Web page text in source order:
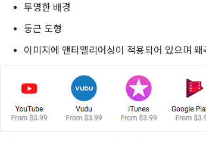
투명한 배경
둥근 도형
이미지에 앤티앨리어싱이 적용되어 있으며